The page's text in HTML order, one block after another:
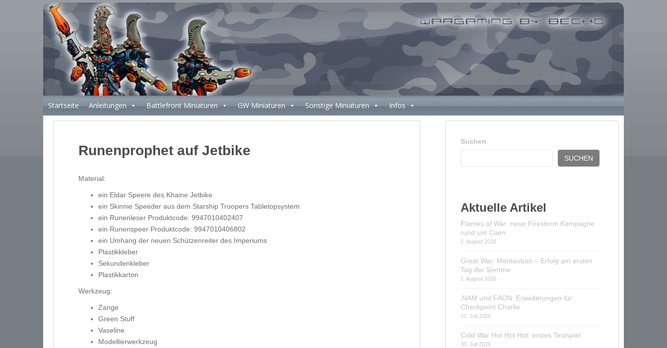
Startseite Anleitungen Battlefront Miniaturen GW Miniaturen Sonstige Miniaturen Infos
Runenprophet auf Jetbike
Material:
ein Eldar Speere des Khaine Jetbike
ein Skinnie Speeder aus dem Starship Troopers Tabletopsystem
ein Runenleser Produktcode: 9947010402407
ein Runenspeer Produktcode: 9947010406802
ein Umhang der neuen Schützenreiter des Imperiums
Plastikkleber
Sekundenkleber
Plastikkarton
Werkzeug:
Zange
Green Stuff
Vaseline
Modellierwerkzeug
Suchen
SUCHEN
Aktuelle Artikel
Flames of War: neue Firestorm Kampagne
rund um Caen
2. August 2026
Great War: Montauban – Erfolg am ersten
Tag der Somme
1. August 2026
‚NAM und FAON: Erweiterungen für
Checkpoint Charlie
31. Juli 2026
Cold War Hot Hot Hot: erstes Testspiel
30. Juli 2026